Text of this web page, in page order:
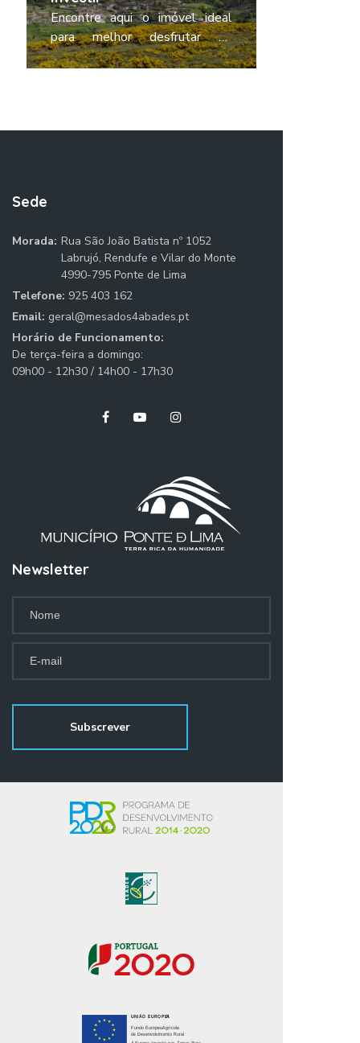
Encontre aqui o imóvel ideal
para melhor desfrutar da
tranquilidade das nossas
objetivos.
Sede
Morada: Rua São João Batista nº 1052
Labrujó, Rendufe e Vilar do Monte
4990-795 Ponte de Lima
Telefone: 925 403 162
Email: geral@mesados4abades.pt
Horário de Funcionamento:
De terça-feira a domingo:
09h00 - 12h30 / 14h00 - 17h30
Newsletter